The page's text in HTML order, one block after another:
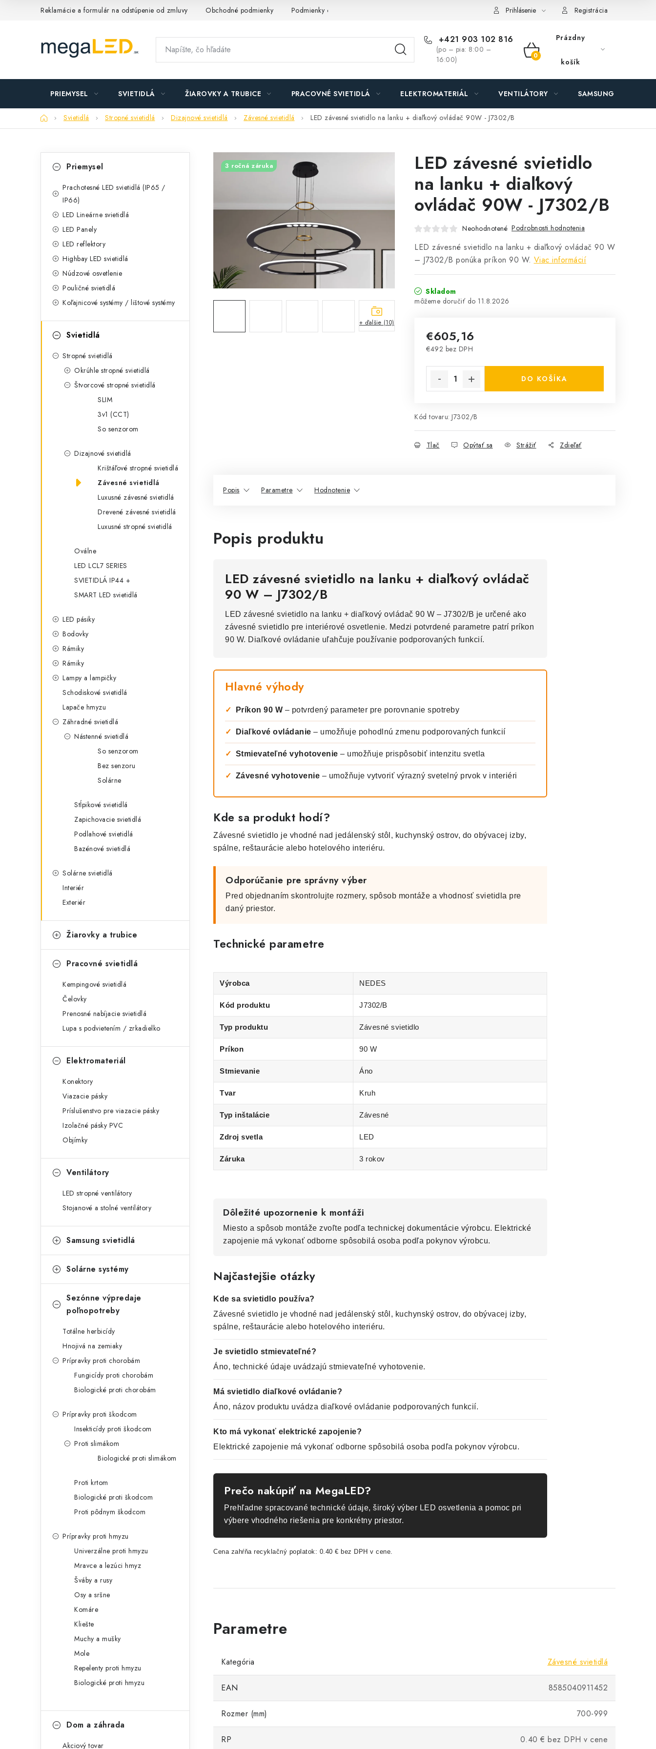
Reklamácie a formulár na odstúpenie od zmluvy Obchodné podmienky Podmienky ochrany osobných údajov O nás - MEGALED & JANTON Zákamenné Zľavy pre profíkov
Prihlásenie Registrácia
+421 903 102 816
(po – pia: 8:00 –
16:00)
NÁKUPNÝ
KOŠÍK
Prázdny
košík
PRIEMYSEL SVIETIDLÁ ŽIAROVKY A TRUBICE PRACOVNÉ SVIETIDLÁ ELEKTROMATERIÁL VENTILÁTORY SAMSUNG SVIETIDLÁ
DomovSvietidlá Stropné svietidlá Dizajnové svietidlá Závesné svietidlá LED závesné svietidlo na lanku + diaľkový ovládač 90W - J7302/B
l
kategóriePriemysel
Prachotesné LED svietidlá (IP65 /
IP66)
LED Lineárne svietidlá
LED Panely
LED reflektory
Highbay LED svietidlá
Núdzové osvetlenie
Pouličné svietidlá
Koľajnicové systémy / lištové systémy
Svietidlá
Stropné svietidlá
Okrúhle stropné svietidlá
Štvorcové stropné svietidlá
SLIM
3v1 (CCT)
So senzorom
Dizajnové svietidlá
Krištáľové stropné svietidlá
Závesné svietidlá
Luxusné závesné svietidlá
Drevené závesné svietidlá
Luxusné stropné svietidlá
Oválne
LED LCL7 SERIES
SVIETIDLÁ IP44 +
SMART LED svietidlá
LED pásiky
Bodovky
Rámiky
Rámiky
Lampy a lampičky
Schodiskové svietidlá
Lapače hmyzu
Záhradné svietidlá
Nástenné svietidlá
So senzorom
Bez senzoru
Solárne
Stĺpikové svietidlá
Zapichovacie svietidlá
Podlahové svietidlá
Bazénové svietidlá
Solárne svietidlá
Interiér
Exteriér
Žiarovky a trubice
Pracovné svietidlá
Kempingové svietidlá
Čelovky
Prenosné nabíjacie svietidlá
Lupa s podvietením / zrkadielko
Elektromateriál
Konektory
Viazacie pásky
Príslušenstvo pre viazacie pásky
Izolačné pásky PVC
Objímky
Ventilátory
LED stropné ventilátory
Stojanové a stolné ventilátory
Samsung svietidlá
Solárne systémy
Sezónne výpredaje
poľnopotreby
Totálne herbicídy
Hnojivá na zemiaky
Prípravky proti chorobám
Fungicídy proti chorobám
Biologické proti chorobám
Prípravky proti škodcom
Insekticídy proti škodcom
Proti slimákom
Biologické proti slimákom
Proti krtom
Biologické proti škodcom
Proti pôdnym škodcom
Prípravky proti hmyzu
Univerzálne proti hmyzu
Mravce a lezúci hmyz
Šváby a rusy
Osy a sršne
Komáre
Kliešte
Muchy a mušky
Mole
Repelenty proti hmyzu
Biologické proti hmyzu
Dom a záhrada
Akciový tovar
LED závesné svietidlo
na lanku + diaľkový
ovládač 90W - J7302/B
Neohodnotené Podrobnosti hodnotenia
LED závesné svietidlo na lanku + diaľkový ovládač 90 W
– J7302/B ponúka príkon 90 W. Viac informácií
Skladom
11.8.2026
€605,16
€492 bez DPH
DO KOŠÍKA
Kód tovaru: J7302/B
Tlač Opýtať sa Strážiť Zdieľať
3 ročná záruka
+ ďalšie (10)
Popis Parametre Hodnotenie
Popis produktu
LED závesné svietidlo na lanku + diaľkový ovládač
90 W – J7302/B
LED závesné svietidlo na lanku + diaľkový ovládač 90 W – J7302/B je určené ako
závesné svietidlo pre interiérové osvetlenie. Medzi potvrdené parametre patrí príkon
90 W. Diaľkové ovládanie uľahčuje používanie podporovaných funkcií.
Hlavné výhody
✓ Príkon 90 W – potvrdený parameter pre porovnanie spotreby
✓ Diaľkové ovládanie – umožňuje pohodlnú zmenu podporovaných funkcií
✓ Stmievateľné vyhotovenie – umožňuje prispôsobiť intenzitu svetla
✓ Závesné vyhotovenie – umožňuje vytvoriť výrazný svetelný prvok v interiéri
Kde sa produkt hodí?
Závesné svietidlo je vhodné nad jedálenský stôl, kuchynský ostrov, do obývacej izby,
spálne, reštaurácie alebo hotelového interiéru.
Odporúčanie pre správny výber
Pred objednaním skontrolujte rozmery, spôsob montáže a vhodnosť svietidla pre
daný priestor.
Technické parametre
Výrobca NEDES
Kód produktu J7302/B
Typ produktu Závesné svietidlo
Príkon 90 W
Stmievanie Áno
Tvar Kruh
Typ inštalácie Závesné
Zdroj svetla LED
Záruka 3 rokov
Dôležité upozornenie k montáži
Miesto a spôsob montáže zvoľte podľa technickej dokumentácie výrobcu. Elektrické
zapojenie má vykonať odborne spôsobilá osoba podľa pokynov výrobcu.
Najčastejšie otázky
Kde sa svietidlo používa?
Závesné svietidlo je vhodné nad jedálenský stôl, kuchynský ostrov, do obývacej izby,
spálne, reštaurácie alebo hotelového interiéru.
Je svietidlo stmievateľné?
Áno, technické údaje uvádzajú stmievateľné vyhotovenie.
Má svietidlo diaľkové ovládanie?
Áno, názov produktu uvádza diaľkové ovládanie podporovaných funkcií.
Kto má vykonať elektrické zapojenie?
Elektrické zapojenie má vykonať odborne spôsobilá osoba podľa pokynov výrobcu.
Prečo nakúpiť na MegaLED?
Prehľadne spracované technické údaje, široký výber LED osvetlenia a pomoc pri
výbere vhodného riešenia pre konkrétny priestor.
Cena zahŕňa recyklačný poplatok: 0.40 € bez DPH v cene.
Kategória Závesné svietidlá
EAN 8585040911452
Rozmer (mm) 700-999
RP 0.40 € bez DPH v cene